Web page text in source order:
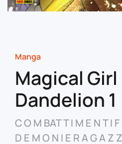
Manga
Magical Girl
Dandelion 1
C O M BAT T I M E N T I
D E M O N I E R A G A Z